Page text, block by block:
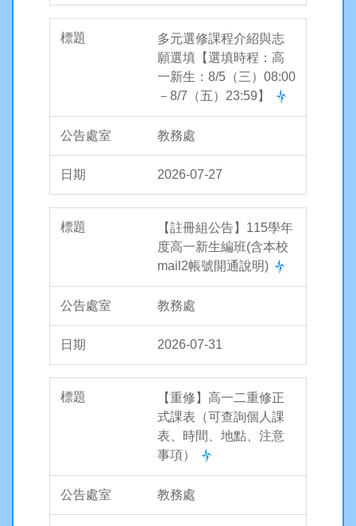
多元選修課程介紹與志
願選填【選填時程：高
一新生：8/5（三）08:00
－8/7（五）23:59】
教務處
2026-07-27
【註冊組公告】115學年
度高一新生編班(含本校
mail2帳號開通說明)
教務處
2026-07-31
【重修】高一二重修正
式課表（可查詢個人課
表、時間、地點、注意
事項）
教務處